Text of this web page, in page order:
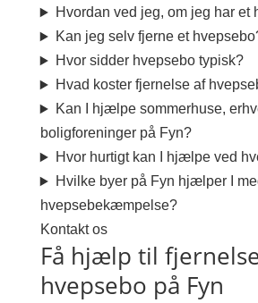
Hvordan ved jeg, om jeg har et
Kan jeg selv fjerne et
Hvor sidder hvepsebo typisk?
Hvad koster fjernelse af
Kan I hjælpe sommerhuse,
boligforeninger på Fyn?
Hvor hurtigt kan I hjælpe ved
Hvilke byer på Fyn hjælper I
hvepsebekæmpelse?
Kontakt os
Få hjælp til
hvepsebo på Fyn